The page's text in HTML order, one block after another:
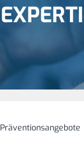
Präventionsangebote